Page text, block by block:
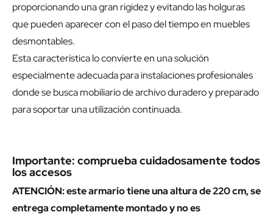
proporcionando una gran rigidez y evitando las holguras
que pueden aparecer con el paso del tiempo en muebles
desmontables.
Esta característica lo convierte en una solución
especialmente adecuada para instalaciones profesionales
donde se busca mobiliario de archivo duradero y preparado
para soportar una utilización continuada.
Importante: comprueba cuidadosamente todos
los accesos
ATENCIÓN: este armario tiene una altura de 220 cm, se
entrega completamente montado y no es